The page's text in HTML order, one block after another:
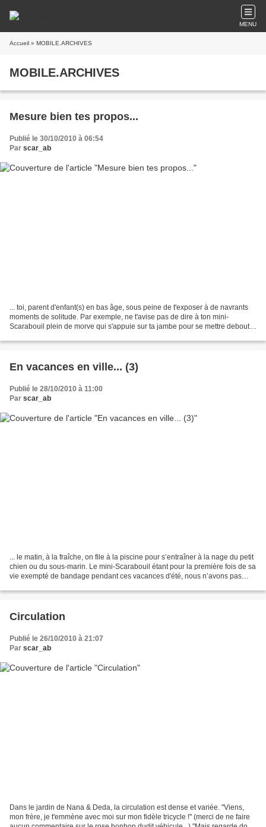
MENU
Accueil » MOBILE.ARCHIVES
MOBILE.ARCHIVES
Mesure bien tes propos...
Publié le 30/10/2010 à 06:54
Par scar_ab
... toi, parent d'enfant(s) en bas âge, sous peine de t'exposer à de navrants
moments de solitude. Par exemple, ne t'avise pas de dire à ton mini-
Scarabouil plein de morve qui s'appuie sur ta jambe pour se mettre debout :
En vacances en ville... (3)
Publié le 28/10/2010 à 11:00
Par scar_ab
... le matin, à la fraîche, on file à la piscine pour s’entraîner à la nage du petit
chien ou du sous-marin. Le mini-Scarabouil étant pour la première fois de sa
vie exempté de bandage pendant ces vacances d'été, nous n’avons pas
Circulation
Publié le 26/10/2010 à 21:07
Par scar_ab
Dans le jardin de Nana & Deda, la circulation est dense et variée. "Viens,
mon frère, je t'emmène avec moi sur mon fidèle tricycle !" (merci de ne faire